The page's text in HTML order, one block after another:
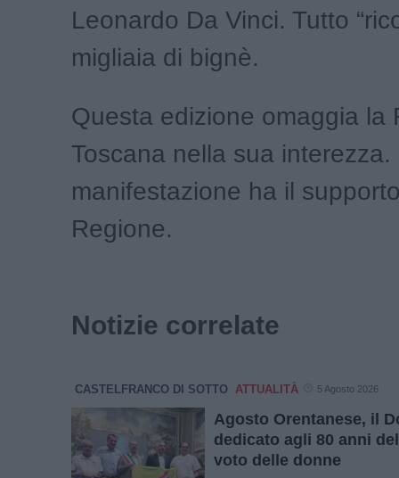
Leonardo Da Vinci. Tutto
migliaia di bignè.
Questa edizione omaggia la
Toscana nella sua interezza.
manifestazione ha il
Regione.
Notizie correlate
CASTELFRANCO DI SOTTO ATTUALITÀ 5 Agosto 2026
Agosto Orentanese, il
dedicato agli 80 anni
voto delle donne